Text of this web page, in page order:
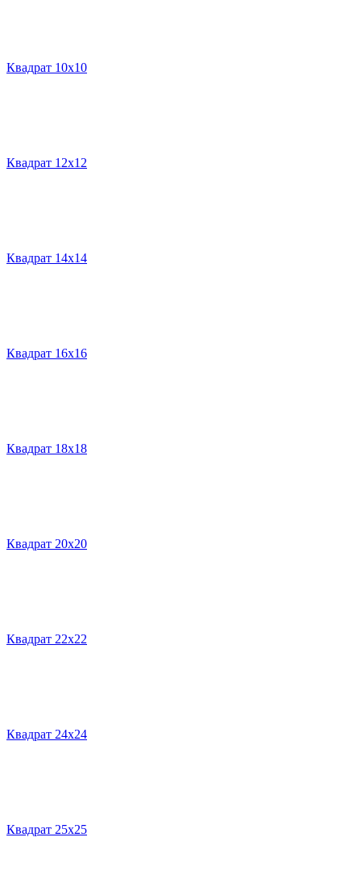
Квадрат 10х10
Квадрат 12х12
Квадрат 14х14
Квадрат 16х16
Квадрат 18х18
Квадрат 20х20
Квадрат 22х22
Квадрат 24х24
Квадрат 25х25